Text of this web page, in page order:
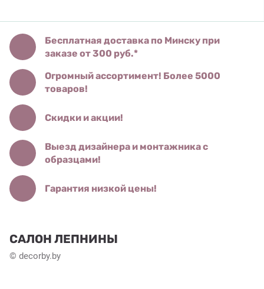
Бесплатная доставка по Минску при
заказе от 300 руб.*
Огромный ассортимент! Более 5000
товаров!
Скидки и акции!
Выезд дизайнера и монтажника с
образцами!
Гарантия низкой цены!
САЛОН ЛЕПНИНЫ
© decorby.by